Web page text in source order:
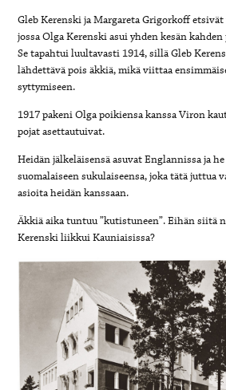
Gleb Kerenski ja Margareta Grigorkoff
jossa Olga Kerenski asui yhden kesän
Se tapahtui luultavasti 1914, sillä Gleb
lähdettävä pois äkkiä, mikä viittaa
syttymiseen.
1917 pakeni Olga poikiensa kanssa Viron
pojat asettautuivat.
Heidän jälkeläisensä asuvat Englannissa ja
suomalaiseen sukulaiseensa, joka tätä
asioita heidän kanssaan.
Äkkiä aika tuntuu ”kutistuneen”. Eihän siitä
Kerenski liikkui Kauniaisissa?